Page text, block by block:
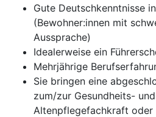
Gute Deutschkenntnisse
(Bewohner:innen mit
Aussprache)
Idealerweise ein
Mehrjährige
Sie bringen eine
zum/zur Gesundheits-
Altenpflegefachkraft oder